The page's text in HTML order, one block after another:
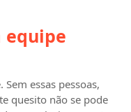
equipe
essas pessoas,
quesito não se pode